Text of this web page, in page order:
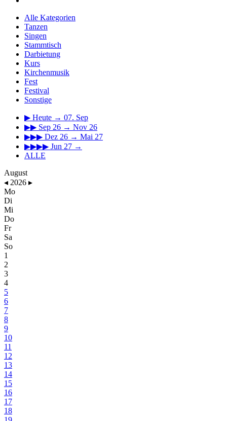
Alle Kategorien
Tanzen
Singen
Stammtisch
Darbietung
Kurs
Kirchenmusik
Fest
Festival
Sonstige
▶ Heute → 07. Sep
▶▶ Sep 26 → Nov 26
▶▶▶ Dez 26 → Mai 27
▶▶▶▶ Jun 27 →
ALLE
August
◂ 2026 ▸
Mo
Di
Mi
Do
Fr
Sa
So
1
2
3
4
5
6
7
8
9
10
11
12
13
14
15
16
17
18